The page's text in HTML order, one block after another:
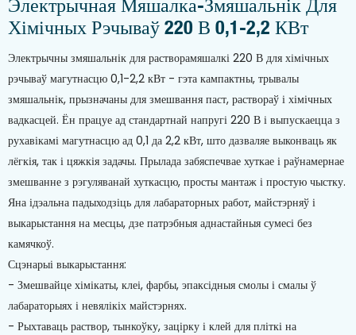
Электрычная Мяшалка-Змяшальнік Для
Хімічных Рэчываў 220 В 0,1-2,2 КВт
Электрычны змяшальнік для растворамяшалкі 220 В для хімічных
рэчываў магутнасцю 0,1-2,2 кВт - гэта кампактны, трывалы
змяшальнік, прызначаны для змешвання паст, раствораў і хімічных
вадкасцей. Ён працуе ад стандартнай напругі 220 В і выпускаецца з
рухавікамі магутнасцю ад 0,1 да 2,2 кВт, што дазваляе выконваць як
лёгкія, так і цяжкія задачы. Прылада забяспечвае хуткае і раўнамернае
змешванне з рэгуляванай хуткасцю, просты мантаж і простую чыстку.
Яна ідэальна падыходзіць для лабараторных работ, майстэрняў і
выкарыстання на месцы, дзе патрэбныя аднастайныя сумесі без
камячкоў.
Сцэнарыі выкарыстання:
- Змешвайце хімікаты, клеі, фарбы, эпаксідныя смолы і смалы ў
лабараторыях і невялікіх майстэрнях.
- Рыхтаваць раствор, тынкоўку, зацірку і клей для пліткі на